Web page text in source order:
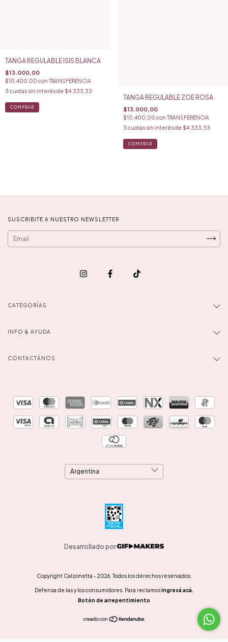
TANGA REGULABLE ISIS BLANCA
$13.000,00
$10.400,00 con TRANSFERENCIA
3 cuotas sin interés de $4.333,33
TANGA REGULABLE ZOE ROSA
$13.000,00
$10.400,00 con TRANSFERENCIA
3 cuotas sin interés de $4.333,33
SUSCRIBITE A NUESTRO NEWSLETTER
CATEGORÍAS
INFO & AYUDA
CONTACTÁNOS
Desarrollado por
Copyright Calzonetta - 2026. Todos los derechos reservados.
Defensa de las y los consumidores. Para reclamosingresá acá.
Botón de arrepentimiento